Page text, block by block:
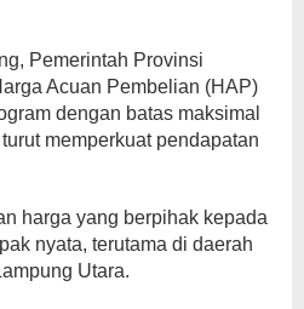
Pemerintah Provinsi
Acuan Pembelian (HAP)
dengan batas maksimal
memperkuat pendapatan
harga yang berpihak kepada
nyata, terutama di daerah
Utara.